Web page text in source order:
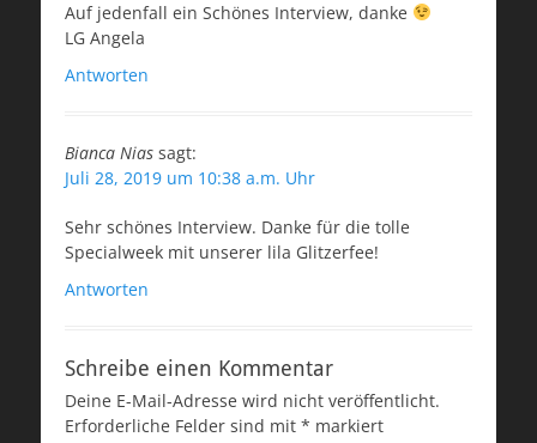
Auf jedenfall ein Schönes Interview, danke
LG Angela
Antworten
Bianca Nias sagt:
Juli 28, 2019 um 10:38 a.m. Uhr
Sehr schönes Interview. Danke für die tolle
Specialweek mit unserer lila Glitzerfee!
Antworten
Schreibe einen Kommentar
Deine E-Mail-Adresse wird nicht veröffentlicht.
Erforderliche Felder sind mit * markiert